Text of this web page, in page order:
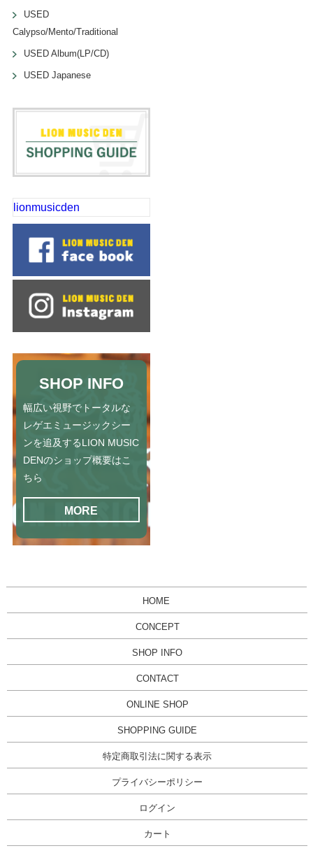
USED
Calypso/Mento/Traditional
USED Album(LP/CD)
USED Japanese
lionmusicden
SHOP INFO
幅広い視野でトータルな
レゲエミュージックシー
ンを追及するLION MUSIC
DENのショップ概要はこ
ちら
MORE
HOME
CONCEPT
SHOP INFO
CONTACT
ONLINE SHOP
SHOPPING GUIDE
特定商取引法に関する表示
プライバシーポリシー
ログイン
カート